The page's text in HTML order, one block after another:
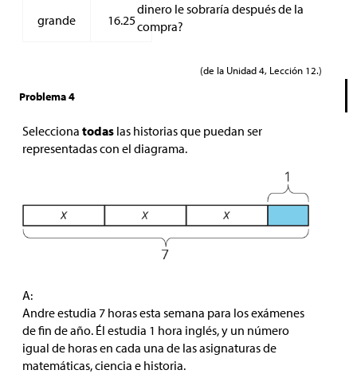
grande 16.25
dinero le sobraría después de la
compra?
(de la Unidad 4, Lección 12.)
Problema 4
Selecciona todas las historias que puedan ser
representadas con el diagrama.
A:
Andre estudia 7 horas esta semana para los exámenes
de fin de año. Él estudia 1 hora inglés, y un número
igual de horas en cada una de las asignaturas de
matemáticas, ciencia e historia.